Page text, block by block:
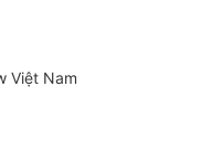
Việt Nam